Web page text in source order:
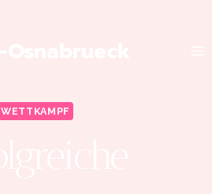
WETTKAMPF